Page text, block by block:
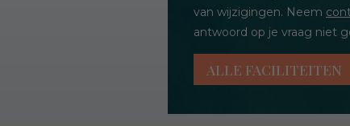
van wijzigingen. Neem
antwoord op je vraag niet
ALLE FACILITEITEN